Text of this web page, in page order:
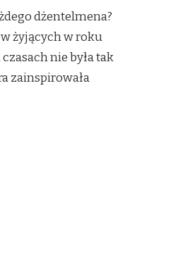
dżentelmena?
żyjących w roku
nie była tak
zainspirowała